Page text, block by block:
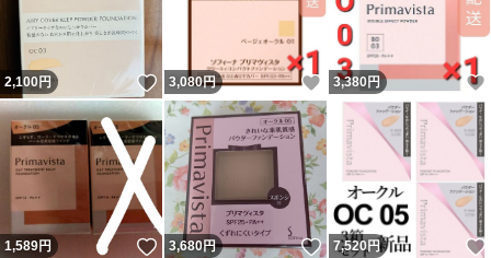
2,100円 いいね！
3,080円 いいね！
3,380円
1,589円 いいね！
3,680円 いいね！
7,520円